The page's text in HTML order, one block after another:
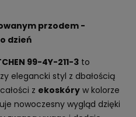
przodem -
dzień
99-4Y-211-3 to
elegancki styl z dbałością
z ekoskóry w kolorze
nowoczesny wygląd dzięki